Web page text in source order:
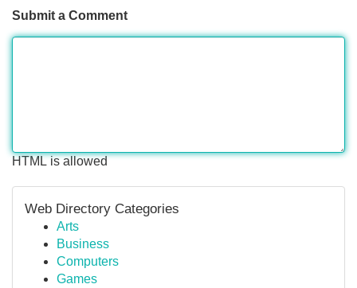
Submit a Comment
HTML is allowed
Web Directory Categories
Arts
Business
Computers
Games